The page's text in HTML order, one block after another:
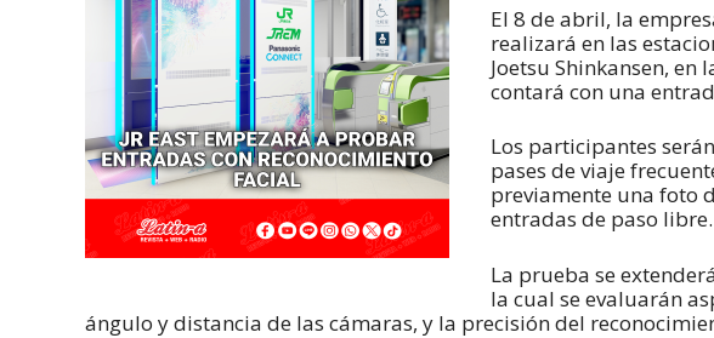
El 8 de abril, la
realizará en las
Joetsu Shinkansen,
contará con una
Los participantes
pases de viaje
previamente una foto
entradas de paso libre.
La prueba se
la cual se evaluarán
ángulo y distancia de las cámaras, y la precisión del